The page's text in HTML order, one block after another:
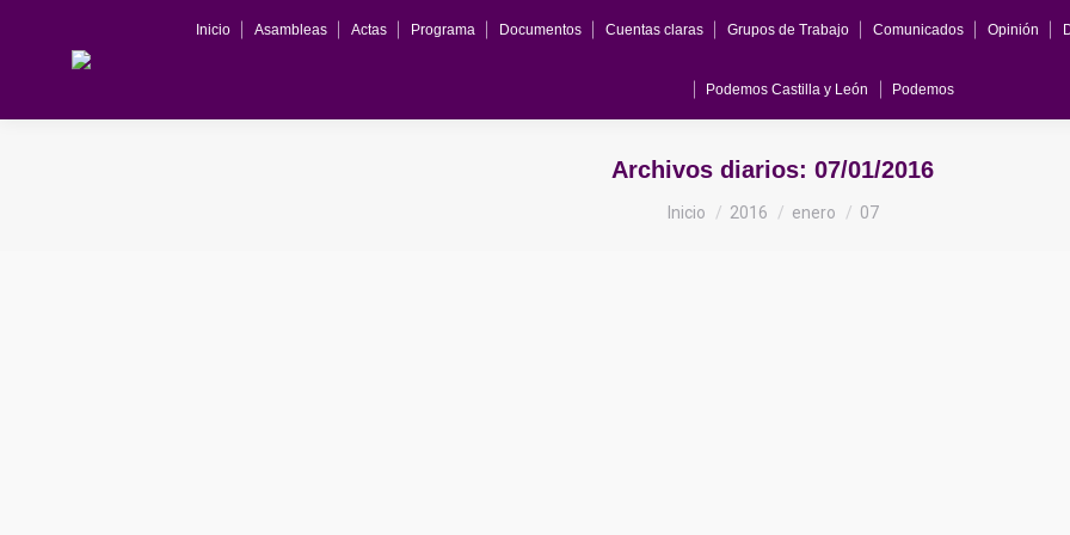
Inicio Asambleas Actas Programa Documentos Cuentas claras Grupos de Trabajo Comunicados Opinión
Podemos Castilla y León Podemos
Archivos diarios: 07/01/2016
Inicio 2016 enero 07